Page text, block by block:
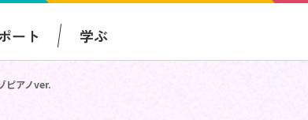
ート 学ぶ
ピアノver.